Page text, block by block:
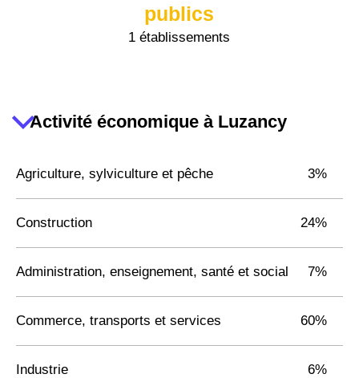
publics
1 établissements
Activité économique à Luzancy
Agriculture, sylviculture et pêche 3%
Construction 24%
Administration, enseignement, santé et social 7%
Commerce, transports et services 60%
Industrie 6%